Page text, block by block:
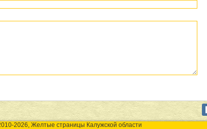
2026, Желтые страницы Калужской области